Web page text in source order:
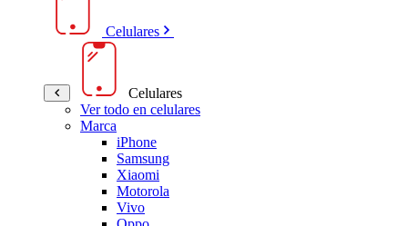
Celulares
Celulares
Ver todo en celulares
Marca
iPhone
Samsung
Xiaomi
Motorola
Vivo